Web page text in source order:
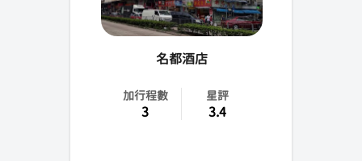
名都酒店
加行程數
3
星評
3.4